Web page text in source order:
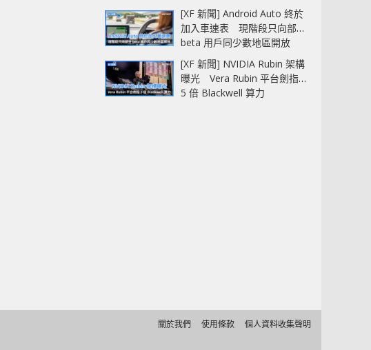
樂播放器
[XF 新聞] Android Auto 終於
加入車速表 現階段只向部分
beta 用戶同少數地區開放
[XF 新聞] NVIDIA Rubin 架構
曝光 Vera Rubin 平台劍指
5 倍 Blackwell 算力
關於我們 使用條款 個人資料收集聲明